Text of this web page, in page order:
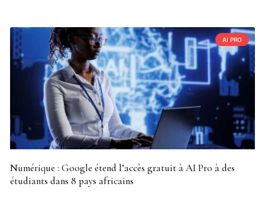
AI PRO
Numérique : Google étend l’accès gratuit à AI Pro à des
étudiants dans 8 pays africains